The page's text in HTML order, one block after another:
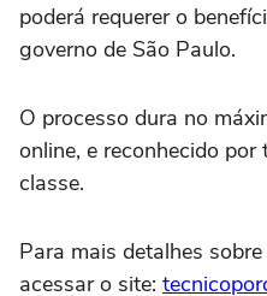
poderá requerer o
governo de São Paulo.
O processo dura no
online, e reconhecido
classe.
Para mais detalhes
acessar o site: